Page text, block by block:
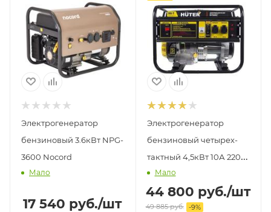
Электрогенератор
бензиновый 3.6кВт NPG-
3600 Nocord
Мало
17 540 руб./шт
Электрогенератор
бензиновый четырех-
тактный 4,5кВт 10А 220В
IP23 DY5000L Huter
Мало
44 800 руб./шт
49 885руб. -9%